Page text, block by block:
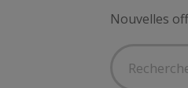
Nouvelles